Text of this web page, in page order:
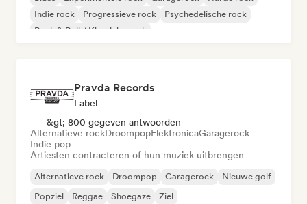
Indie rock
Progressieve rock
Psychedelische rock
Rock & Roll / Klassieke rock
Pravda Records
Label
&gt; 800 gegeven antwoorden
Alternatieve rockDroompopElektronicaGaragerock
Indie pop
Artiesten contracteren of hun muziek uitbrengen
Alternatieve rock Droompop Garagerock
Nieuwe golf
Popziel
Reggae Shoegaze Ziel